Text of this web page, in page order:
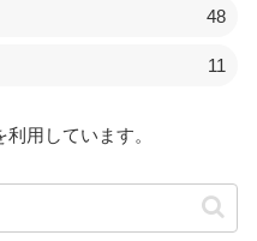
48
11
用しています。